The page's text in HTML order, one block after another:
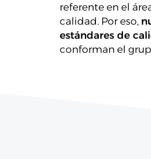
referente en el
calidad. Por eso,
estándares de
conforman el